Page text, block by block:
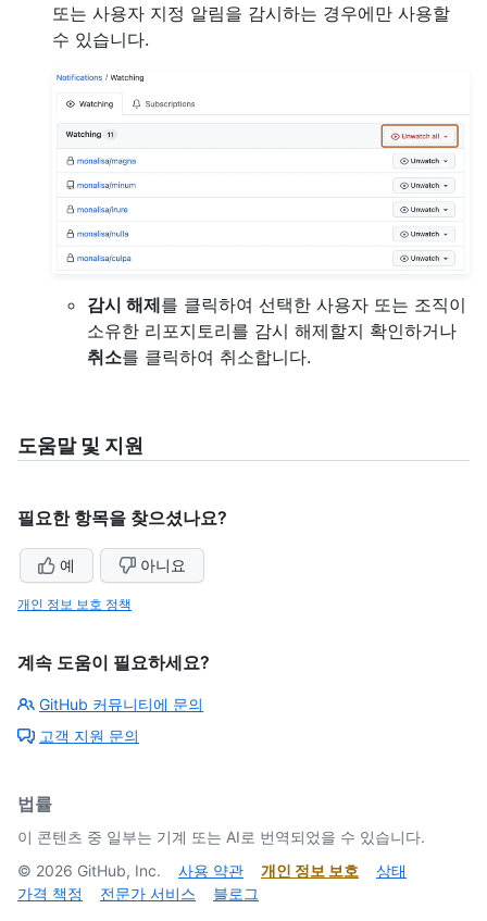
또는 사용자 지정 알림을 감시하는 경우에만 사용할
수 있습니다.
감시 해제를 클릭하여 선택한 사용자 또는 조직이
소유한 리포지토리를 감시 해제할지 확인하거나
취소를 클릭하여 취소합니다.
도움말 및 지원
필요한 항목을 찾으셨나요?
예 아니요
개인 정보 보호 정책
계속 도움이 필요하세요?
GitHub 커뮤니티에 문의
고객 지원 문의
법률
이 콘텐츠 중 일부는 기계 또는 AI로 번역되었을 수 있습니다.
© 2026 GitHub, Inc. 사용 약관 개인 정보 보호
상태
가격 책정
전문가 서비스 블로그